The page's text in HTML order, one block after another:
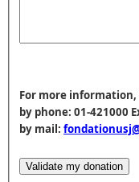
For more
by
by mail: